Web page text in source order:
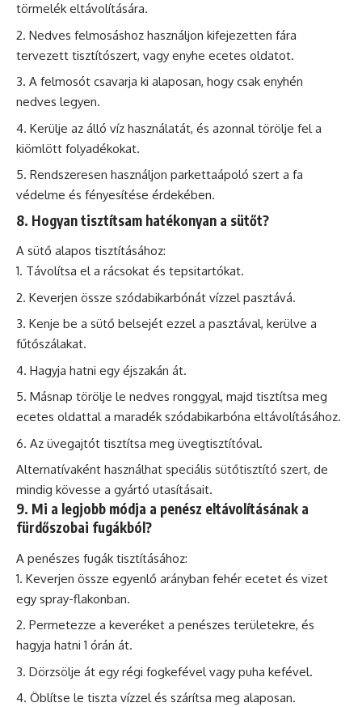
törmelék eltávolítására.
Nedves felmosáshoz használjon kifejezetten fára
tervezett tisztítószert, vagy enyhe ecetes oldatot.
A felmosót csavarja ki alaposan, hogy csak enyhén
nedves legyen.
Kerülje az álló víz használatát, és azonnal törölje fel a
kiömlött folyadékokat.
Rendszeresen használjon parkettaápoló szert a fa
védelme és fényesítése érdekében.
8. Hogyan tisztítsam hatékonyan a sütőt?
A sütő alapos tisztításához:
Távolítsa el a rácsokat és tepsitartókat.
Keverjen össze szódabikarbónát vízzel pasztává.
Kenje be a sütő belsejét ezzel a pasztával, kerülve a
fűtőszálakat.
Hagyja hatni egy éjszakán át.
Másnap törölje le nedves ronggyal, majd tisztítsa meg
ecetes oldattal a maradék szódabikarbóna eltávolításához.
Az üvegajtót tisztítsa meg üvegtisztítóval.
Alternatívaként használhat speciális sütőtisztító szert, de
mindig kövesse a gyártó utasításait.
9. Mi a legjobb módja a penész eltávolításának a
fürdőszobai fugákból?
A penészes fugák tisztításához:
Keverjen össze egyenlő arányban fehér ecetet és vizet
egy spray-flakonban.
Permetezze a keveréket a penészes területekre, és
hagyja hatni 1 órán át.
Dörzsölje át egy régi fogkefével vagy puha kefével.
Öblítse le tiszta vízzel és szárítsa meg alaposan.